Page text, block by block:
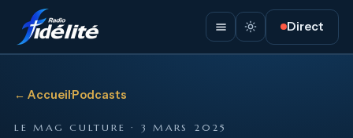
Direct
← Accueil·Podcasts
LE MAG CULTURE · 3 MARS 2025